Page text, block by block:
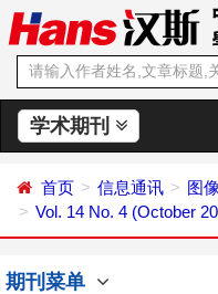
学术期刊
首页 信息通讯
图
Vol. 14 No. 4 (October
期刊菜单